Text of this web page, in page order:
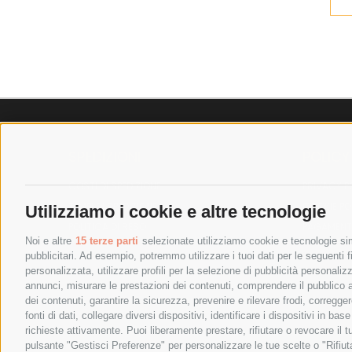
Utilizziamo i cookie e altre tecnologie
Noi e altre 15 terze parti selezionate utilizziamo cookie e tecnologie
pubblicitari. Ad esempio, potremmo utilizzare i tuoi dati per le
personalizzata, utilizzare profili per la selezione di pubblicità
annunci, misurare le prestazioni dei contenuti, comprendere il
dei contenuti, garantire la sicurezza, prevenire e rilevare frodi,
fonti di dati, collegare diversi dispositivi, identificare i dispositivi in
richieste attivamente. Puoi liberamente prestare, rifiutare o revocare
pulsante "Gestisci Preferenze" per personalizzare le tue scelte o
COSTI DI SPEDIZIONE
TEMPI DI SPEDIZIONE
PRIVACY
COOKIE